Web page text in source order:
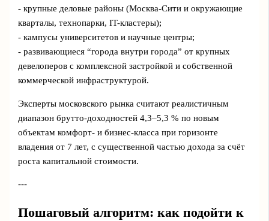
- крупные деловые районы (Москва-Сити и окружающие
кварталы, технопарки, IT-кластеры);
- кампусы университетов и научные центры;
- развивающиеся “города внутри города” от крупных
девелоперов с комплексной застройкой и собственной
коммерческой инфраструктурой.
Эксперты московского рынка считают реалистичным
диапазон брутто-доходностей 4,3–5,3 % по новым
объектам комфорт- и бизнес-класса при горизонте
владения от 7 лет, с существенной частью дохода за счёт
роста капитальной стоимости.
---
Пошаговый алгоритм: как подойти к